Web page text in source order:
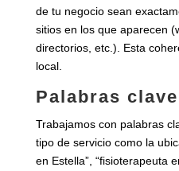
de tu negocio sean
sitios en los que aparecen
directorios, etc.). Esta
local.
Palabras
Trabajamos con palabras
tipo de servicio como la
en Estella”, “fisioterapeuta